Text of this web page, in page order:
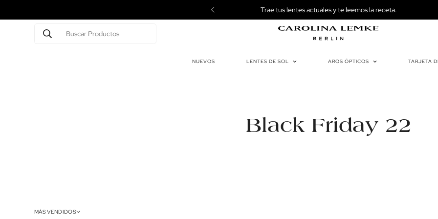
Trae tus lentes actuales y te leemos la receta.
Buscar Productos
NUEVOS LENTES DE SOL AROS ÓPTICOS TARJETA
Black Friday 22
MÁS VENDIDOS